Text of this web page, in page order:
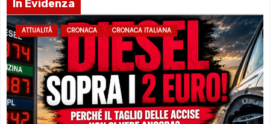
In Evidenza
ATTUALITÀ CRONACA CRONACA ITALIANA